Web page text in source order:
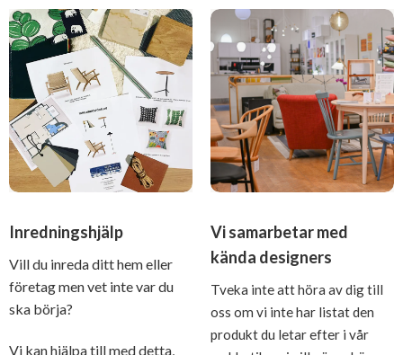
Inredningshjälp
Vill du inreda ditt hem eller
företag men vet inte var du
ska börja?
Vi kan hjälpa till med detta,
Vi samarbetar med
kända designers
Tveka inte att höra av dig till
oss om vi inte har listat den
produkt du letar efter i vår